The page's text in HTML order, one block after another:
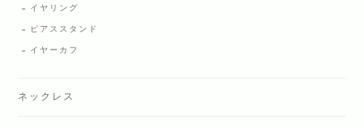
イヤリング
ピアススタンド
イヤーカフ
ネックレス